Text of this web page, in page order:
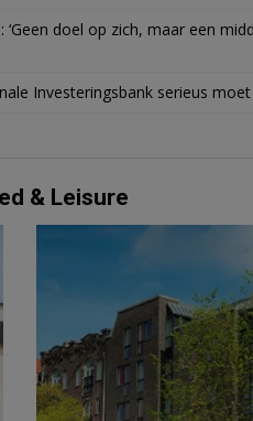
doel op zich, maar een
Investeringsbank serieus
& Leisure